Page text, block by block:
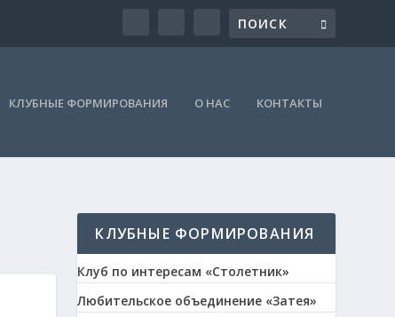
КЛУБНЫЕ ФОРМИРОВАНИЯ О НАС КОНТАКТЫ
КЛУБНЫЕ ФОРМИРОВАНИЯ
Клуб по интересам «Столетник»
Любительское объединение «Затея»